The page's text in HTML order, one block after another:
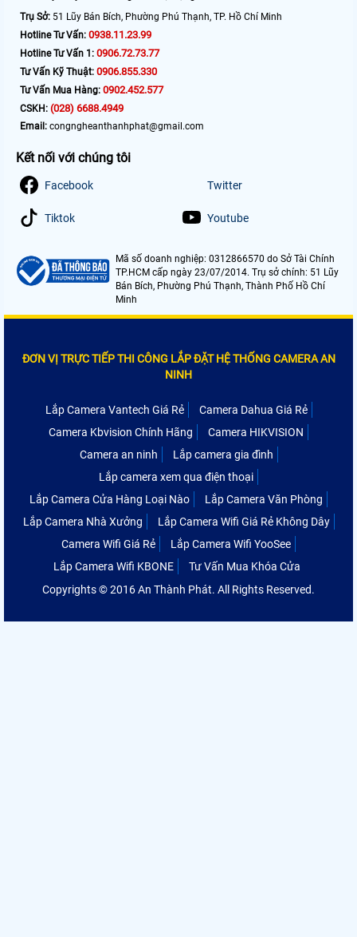
Trụ Sở: 51 Lũy Bán Bích, Phường Phú Thạnh, TP. Hồ Chí Minh
Hotline Tư Vấn: 0938.11.23.99
Hotline Tư Vấn 1: 0906.72.73.77
Tư Vấn Kỹ Thuật: 0906.855.330
Tư Vấn Mua Hàng: 0902.452.577
CSKH: (028) 6688.4949
Email: congngheanthanhphat@gmail.com
Kết nối với chúng tôi
Facebook Twitter
Tiktok Youtube
Mã số doanh nghiệp: 0312866570 do Sở Tài Chính
TP.HCM cấp ngày 23/07/2014. Trụ sở chính: 51 Lũy
Bán Bích, Phường Phú Thạnh, Thành Phố Hồ Chí
Minh
ĐƠN VỊ TRỰC TIẾP THI CÔNG LẮP ĐẶT HỆ THỐNG CAMERA AN
NINH
Lắp Camera Vantech Giá Rẻ
Camera Dahua Giá Rẻ
Camera Kbvision Chính Hãng
Camera HIKVISION
Camera an ninh
Lắp camera gia đình
Lắp camera xem qua điện thoại
Lắp Camera Cửa Hàng Loại Nào
Lắp Camera Văn Phòng
Lắp Camera Nhà Xưởng
Lắp Camera Wifi Giá Rẻ Không Dây
Camera Wifi Giá Rẻ
Lắp Camera Wifi YooSee
Lắp Camera Wifi KBONE
Tư Vấn Mua Khóa Cửa
Copyrights © 2016 An Thành Phát. All Rights Reserved.